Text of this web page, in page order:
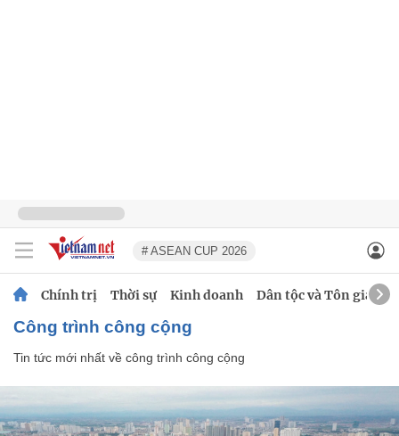
# ASEAN CUP 2026
Chính trị Thời sự Kinh doanh Dân tộc và Tôn giáo
công trình công cộng
Tin tức mới nhất về công trình công cộng